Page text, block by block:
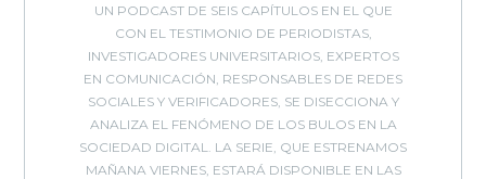
UN PODCAST DE SEIS CAPÍTULOS EN EL QUE
CON EL TESTIMONIO DE PERIODISTAS,
INVESTIGADORES UNIVERSITARIOS, EXPERTOS
EN COMUNICACIÓN, RESPONSABLES DE REDES
SOCIALES Y VERIFICADORES, SE DISECCIONA Y
ANALIZA EL FENÓMENO DE LOS BULOS EN LA
SOCIEDAD DIGITAL. LA SERIE, QUE ESTRENAMOS
MAÑANA VIERNES, ESTARÁ DISPONIBLE EN LAS